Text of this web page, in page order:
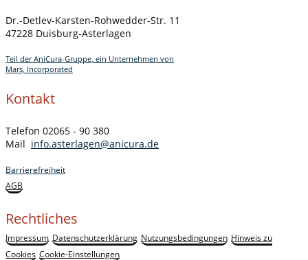
Dr.-Detlev-Karsten-Rohwedder-Str. 11
47228 Duisburg-Asterlagen
Teil der AniCura-Gruppe, ein Unternehmen von
Mars, Incorporated
Kontakt
Telefon 02065 - 90 380
Mail info.asterlagen@anicura.de
Barrierefreiheit
AGB
Rechtliches
Impressum Datenschutzerklärung Nutzungsbedingungen Hinweis zu
Cookies Cookie-Einstellungen